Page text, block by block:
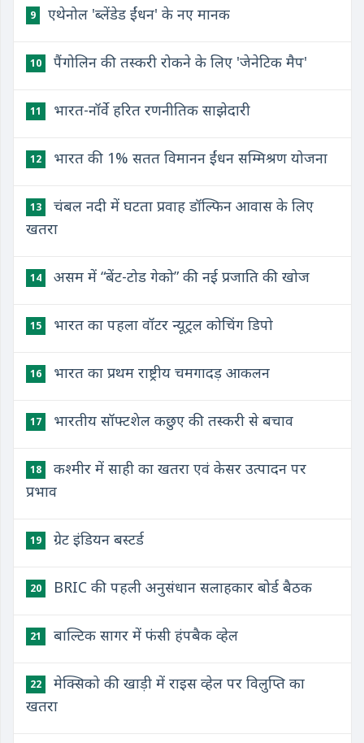
9 एथेनोल 'ब्लेंडेड ईंधन' के नए मानक
10 पैंगोलिन की तस्करी रोकने के लिए 'जेनेटिक मैप'
11 भारत-नॉर्वे हरित रणनीतिक साझेदारी
12 भारत की 1% सतत विमानन ईंधन सम्मिश्रण योजना
13
चंबल नदी में घटता प्रवाह डॉल्फिन आवास के लिए
खतरा
14 असम में “बेंट-टोड गेको” की नई प्रजाति की खोज
15 भारत का पहला वॉटर न्‍यूट्रल कोचिंग डिपो
16 भारत का प्रथम राष्ट्रीय चमगादड़ आकलन
17 भारतीय सॉफ्टशेल कछुए की तस्करी से बचाव
18
कश्मीर में साही का खतरा एवं केसर उत्पादन पर
प्रभाव
19 ग्रेट इंडियन बस्टर्ड
20 BRIC की पहली अनुसंधान सलाहकार बोर्ड बैठक
21 बाल्टिक सागर में फंसी हंपबैक व्हेल
22
मेक्सिको की खाड़ी में राइस व्हेल पर विलुप्ति का
खतरा